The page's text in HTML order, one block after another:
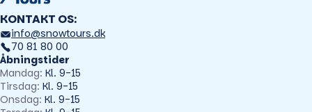
KONTAKT OS:
info@snowtours.dk
70 81 80 00
Åbningstider
Mandag: Kl. 9-15
Tirsdag: Kl. 9-15
Onsdag: Kl. 9-15